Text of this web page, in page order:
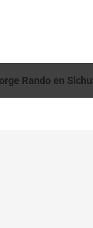
Rando en
se transmiten